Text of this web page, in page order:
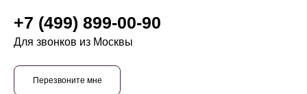
+7 (499) 899-00-90
Для звонков из Москвы
Перезвоните мне